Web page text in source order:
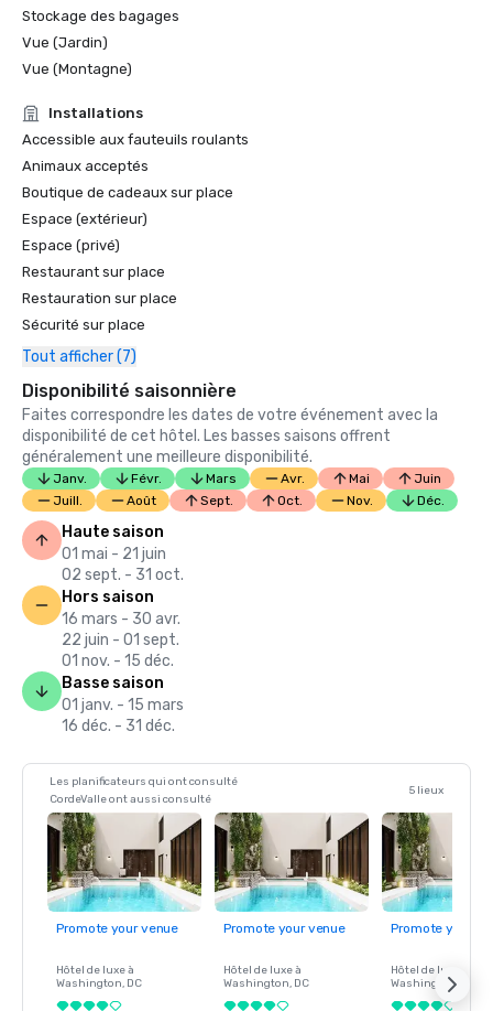
Forbes — février 2020
Récompense 4 étoiles pour le complexe
Forbes — 2019
Prix des lecteurs de Condé Nast Traveler 2019
« Les meilleurs complexes hôteliers du nord de la
Californie » - #9
Stockage des bagages
Vue (Jardin)
Vue (Montagne)
Installations
Accessible aux fauteuils roulants
Animaux acceptés
Boutique de cadeaux sur place
Espace (extérieur)
Espace (privé)
Restaurant sur place
Restauration sur place
Sécurité sur place
Tout afficher (7)
Disponibilité saisonnière
Faites correspondre les dates de votre événement avec la
disponibilité de cet hôtel. Les basses saisons offrent
généralement une meilleure disponibilité.
Janv. Févr. Mars Avr. Mai
Juin
Juill.
Août Sept. Oct. Nov. Déc.
Haute saison
01 mai - 21 juin
02 sept. - 31 oct.
Hors saison
16 mars - 30 avr.
22 juin - 01 sept.
01 nov. - 15 déc.
Basse saison
01 janv. - 15 mars
16 déc. - 31 déc.
Les planificateurs qui ont consulté
CordeValle ont aussi consulté
5 lieux
Promote your venue
Hôtel de luxe à
Washington, DC
Promote your venue
Hôtel de luxe à
Washington, DC
Promote your
Hôtel de luxe à
Washington